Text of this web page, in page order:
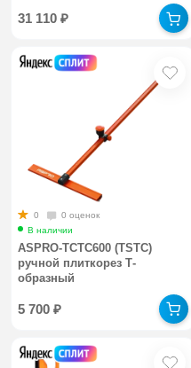
31 110₽
0
0 оценок
В наличии
ASPRO-TСTC600 (TSTC)
ручной плиткорез Т-
образный
5 700₽